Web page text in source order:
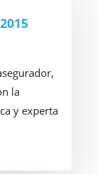
la
y experta